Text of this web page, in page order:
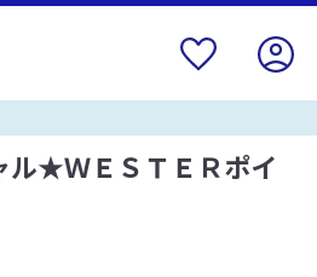
ル★ＷＥＳＴＥＲポイ